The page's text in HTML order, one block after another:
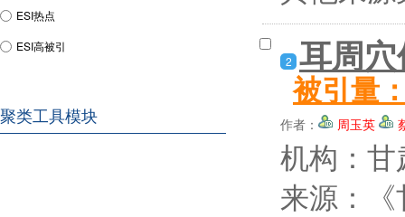
ESI热点
ESI高被引
聚类工具模块
2 耳周
被引量
作者： 周玉英
机构：
来源：